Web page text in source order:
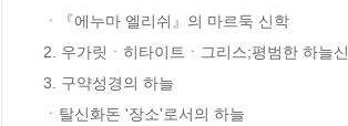
ㆍ『에누마 엘리쉬』의 마르둑 신학
2. 우가릿ㆍ히타이트ㆍ그리스;평범한 하늘신
3. 구약성경의 하늘
ㆍ탈신화돈 '장소'로서의 하늘